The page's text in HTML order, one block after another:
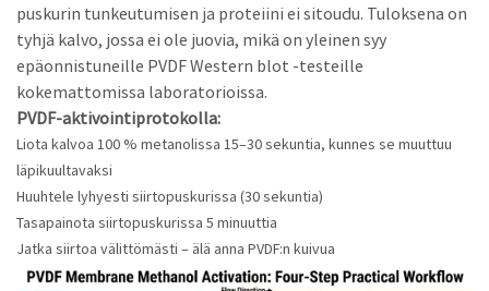
puskurin tunkeutumisen ja proteiini ei sitoudu. Tuloksena on
tyhjä kalvo, jossa ei ole juovia, mikä on yleinen syy
epäonnistuneille PVDF Western blot -testeille
kokemattomissa laboratorioissa.
PVDF-aktivointiprotokolla:
Liota kalvoa 100 % metanolissa 15–30 sekuntia, kunnes se muuttuu
läpikuultavaksi
Huuhtele lyhyesti siirtopuskurissa (30 sekuntia)
Tasapainota siirtopuskurissa 5 minuuttia
Jatka siirtoa välittömästi – älä anna PVDF:n kuivua